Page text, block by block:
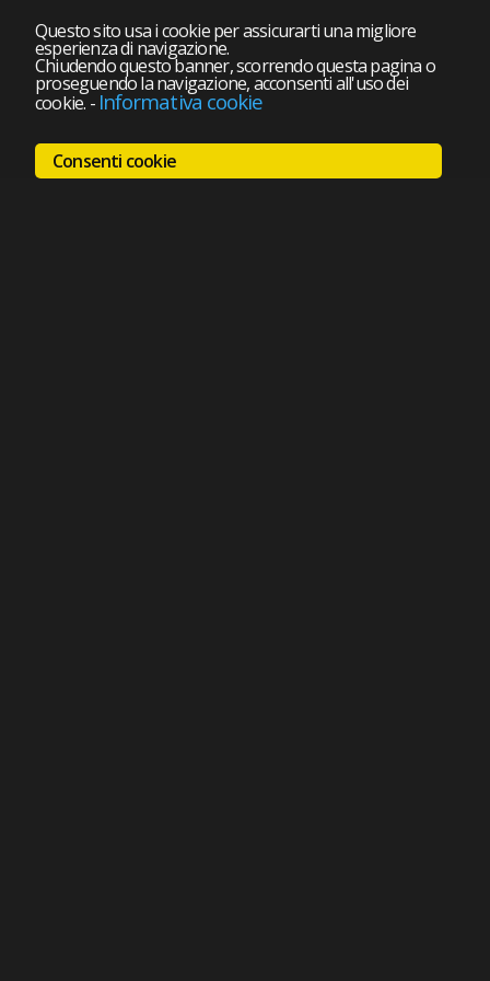
Questo sito usa i cookie per assicurarti una migliore
esperienza di navigazione.
Chiudendo questo banner, scorrendo questa pagina o
proseguendo la navigazione, acconsenti all'uso dei
cookie. - Informativa cookie
Consenti cookie